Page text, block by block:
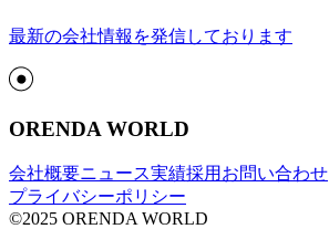
最新の会社情報を発信しております
ORENDA WORLD
会社概要ニュース実績採用 お問い合わせ
プライバシーポリシー
©2025 ORENDA WORLD